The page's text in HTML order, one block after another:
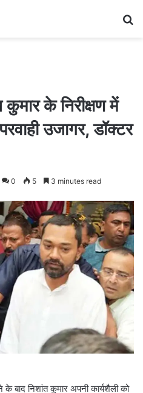
कुमार के निरीक्षण में
उजागर, डॉक्टर
0 5 3 minutes read
के बाद निशांत कुमार अपनी कार्यशैली को